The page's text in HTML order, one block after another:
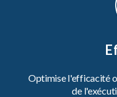
Optimise l'efficacité
de